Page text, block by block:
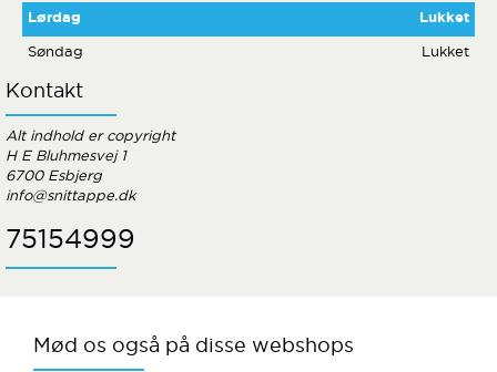
Lørdag Lukket
Søndag Lukket
Kontakt
Alt indhold er copyright
H E Bluhmesvej 1
6700 Esbjerg
info@snittappe.dk
75154999
Mød os også på disse webshops